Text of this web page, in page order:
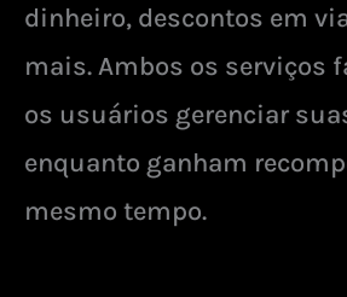
dinheiro, descontos em
mais. Ambos os serviços
os usuários gerenciar
enquanto ganham
mesmo tempo.